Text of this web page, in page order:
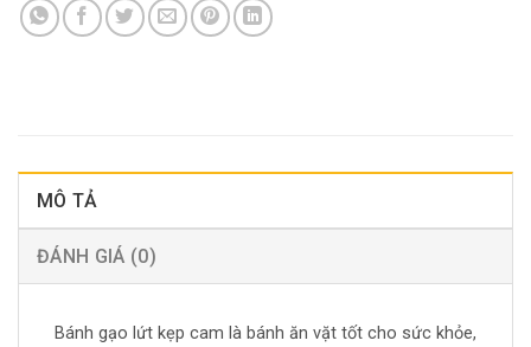
MÔ TẢ
ĐÁNH GIÁ (0)
Bánh gạo lứt kẹp cam là bánh ăn vặt tốt cho sức khỏe,